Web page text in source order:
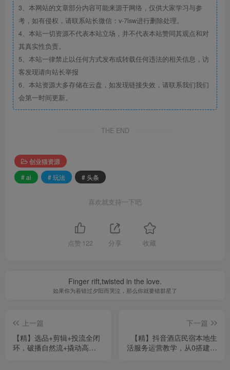
3、本网站的文章部分内容可能来源于网络，仅供大家学习与参
考，如有侵权，请联系站长微信：v-7lsw进行删除处理。
4、本站一切资源不代表本站立场，并不代表本站赞同其观点和对
其真实性负责。
5、本站一律禁止以任何方式发布或转载任何违法的相关信息，访
客发现请向站长举报
6、本站资源大多存储在云盘，如发现链接失效，请联系我们我们
会第一时间更新。
THE END
创业猫资源
# ai
# 玩法 # 头条
喜欢就支持一下吧
点赞 122 分享 收藏
Finger rift,twisted in the love.
如果你为着错过夕阳而哭泣，那么你就要错群星了
上一篇
【精】选品+剪辑+投流全闭
环，破播自然流+撬动高
下一篇
【精】抖音酒店民宿本地生
活服务运营教学，从0搭建酒